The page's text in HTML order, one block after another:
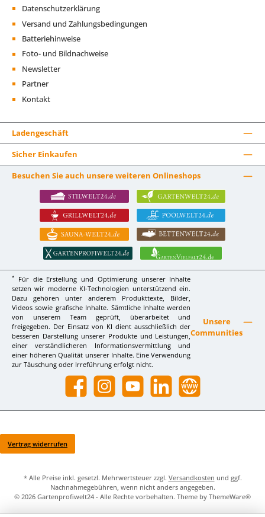
Datenschutzerklärung
Versand und Zahlungsbedingungen
Batteriehinweise
Foto- und Bildnachweise
Newsletter
Partner
Kontakt
Ladengeschäft
Sicher Einkaufen
Besuchen Sie auch unsere weiteren Onlineshops
*
Für die Erstellung und Optimierung unserer Inhalte
setzen wir moderne KI-Technologien unterstützend ein.
Dazu gehören unter anderem Produkttexte, Bilder,
Videos sowie grafische Inhalte. Sämtliche Inhalte werden
von unserem Team geprüft, überarbeitet und
freigegeben. Der Einsatz von KI dient ausschließlich der
besseren Darstellung unserer Produkte und Leistungen,
einer verständlicheren Informationsvermittlung und
einer höheren Qualität unserer Inhalte. Eine Verwendung
zur Täuschung oder Irreführung erfolgt nicht.
Unsere
Communities
Facebook InstagramYouTube LinkedIn Website
Vertrag widerrufen
* Alle Preise inkl. gesetzl. Mehrwertsteuer zzgl. Versandkosten und ggf.
Nachnahmegebühren, wenn nicht anders angegeben.
© 2026 Gartenprofiwelt24 - Alle Rechte vorbehalten. Theme by ThemeWare®